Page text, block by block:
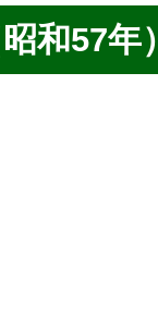
和57年）